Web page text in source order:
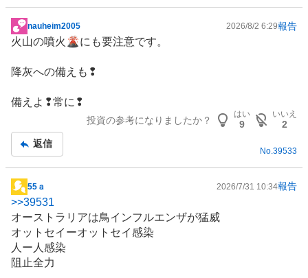
掲
示
記
nauheim2005 2026/8/2 6:29報告
火山の噴火🌋にも要注意です。
降灰への備えも❢
備えよ❢常に❢
投資の参考になりましたか？
はい
9
いいえ
2
返信
No. 39533
掲
示
板
記
事
55ａ 2026/7/31 10:34報告
>>39531
オーストラリアは鳥インフルエンザが猛威
オットセイーオットセイ感染
人ー人感染
阻止全力